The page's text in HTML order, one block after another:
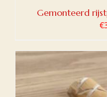
Gemonteerd
€